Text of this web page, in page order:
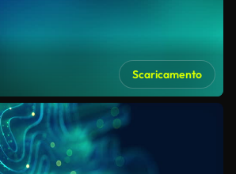
Scaricamento